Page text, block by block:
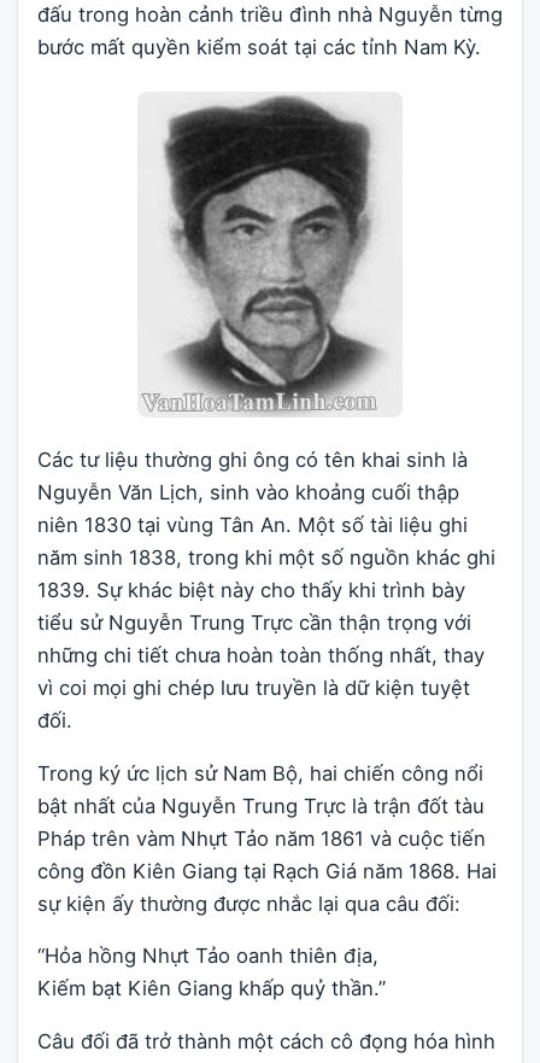
đấu trong hoàn cảnh triều đình nhà Nguyễn từng
bước mất quyền kiểm soát tại các tỉnh Nam Kỳ.
Các tư liệu thường ghi ông có tên khai sinh là
Nguyễn Văn Lịch, sinh vào khoảng cuối thập
niên 1830 tại vùng Tân An. Một số tài liệu ghi
năm sinh 1838, trong khi một số nguồn khác ghi
1839. Sự khác biệt này cho thấy khi trình bày
tiểu sử Nguyễn Trung Trực cần thận trọng với
những chi tiết chưa hoàn toàn thống nhất, thay
vì coi mọi ghi chép lưu truyền là dữ kiện tuyệt
đối.
Trong ký ức lịch sử Nam Bộ, hai chiến công nổi
bật nhất của Nguyễn Trung Trực là trận đốt tàu
Pháp trên vàm Nhựt Tảo năm 1861 và cuộc tiến
công đồn Kiên Giang tại Rạch Giá năm 1868. Hai
sự kiện ấy thường được nhắc lại qua câu đối:
“Hỏa hồng Nhựt Tảo oanh thiên địa,
Kiếm bạt Kiên Giang khấp quỷ thần.”
Câu đối đã trở thành một cách cô đọng hóa hình